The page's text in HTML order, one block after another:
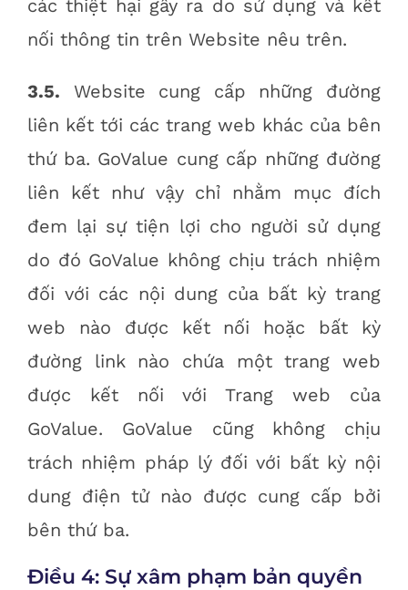
các thiệt hại gây ra do sử dụng và kết
nối thông tin trên Website nêu trên.
3.5. Website cung cấp những đường
liên kết tới các trang web khác của bên
thứ ba. GoValue cung cấp những đường
liên kết như vậy chỉ nhằm mục đích
đem lại sự tiện lợi cho người sử dụng
do đó GoValue không chịu trách nhiệm
đối với các nội dung của bất kỳ trang
web nào được kết nối hoặc bất kỳ
đường link nào chứa một trang web
được kết nối với Trang web của
GoValue. GoValue cũng không chịu
trách nhiệm pháp lý đối với bất kỳ nội
dung điện tử nào được cung cấp bởi
bên thứ ba.
Điều 4: Sự xâm phạm bản quyền